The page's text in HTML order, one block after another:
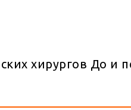
хирургов До и